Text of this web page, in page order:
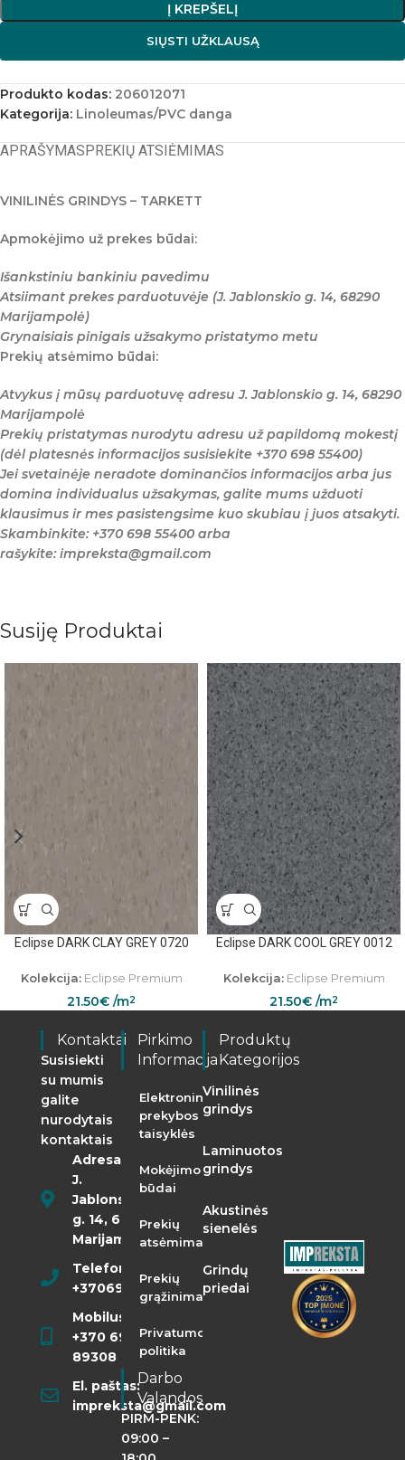
Į KREPŠELĮ
SIŲSTI UŽKLAUSĄ
Produkto kodas: 206012071
Kategorija: Linoleumas/PVC danga
APRAŠYMASPREKIŲ ATSIĖMIMAS
VINILINĖS GRINDYS – TARKETT
Apmokėjimo už prekes būdai:
Išankstiniu bankiniu pavedimu
Atsiimant prekes parduotuvėje (J. Jablonskio g. 14, 68290
Marijampolė)
Grynaisiais pinigais užsakymo pristatymo metu
Prekių atsėmimo būdai:
Atvykus į mūsų parduotuvę adresu J. Jablonskio g. 14, 68290
Marijampolė
Prekių pristatymas nurodytu adresu už papildomą mokestį
(dėl platesnės informacijos susisiekite +370 698 55400)
Jei svetainėje neradote dominančios informacijos arba jus
domina individualus užsakymas, galite mums užduoti
klausimus ir mes pasistengsime kuo skubiau į juos atsakyti.
Skambinkite: +370 698 55400 arba
rašykite: impreksta@gmail.com
Susiję Produktai
Eclipse DARK CLAY GREY 0720
Kolekcija:Eclipse Premium
21.50€ /m2
Eclipse DARK COOL GREY 0012
Kolekcija:Eclipse Premium
21.50€ /m2
Kontaktai
Susisiekti
su mumis
galite
nurodytais
kontaktais
Adresas:
J.
Jablonskio
g. 14, 68290
Marijampolė
Telefonas:
+37069855400
Mobilusis:
+370 698
89308
El. paštas:
impreksta@gmail.com
Pirkimo
Informacija
Elektroninės
prekybos
taisyklės
Mokėjimo
būdai
Prekių
atsėmimas
Prekių
grąžinimas
Privatumo
politika
Darbo
Valandos
PIRM-PENK:
09:00 –
Produktų
Kategorijos
Vinilinės
grindys
Laminuotos
grindys
Akustinės
sienelės
Grindų
priedai